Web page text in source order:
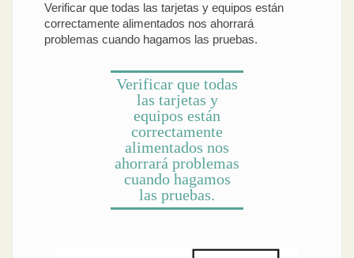
Verificar que todas las tarjetas y equipos están
correctamente alimentados nos ahorrará
problemas cuando hagamos las pruebas.
Verificar que todas
las tarjetas y
equipos están
correctamente
alimentados nos
ahorrará problemas
cuando hagamos
las pruebas.